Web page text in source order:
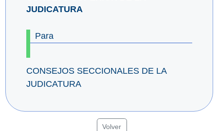
JUDICATURA
Para
CONSEJOS SECCIONALES DE LA
JUDICATURA
Volver